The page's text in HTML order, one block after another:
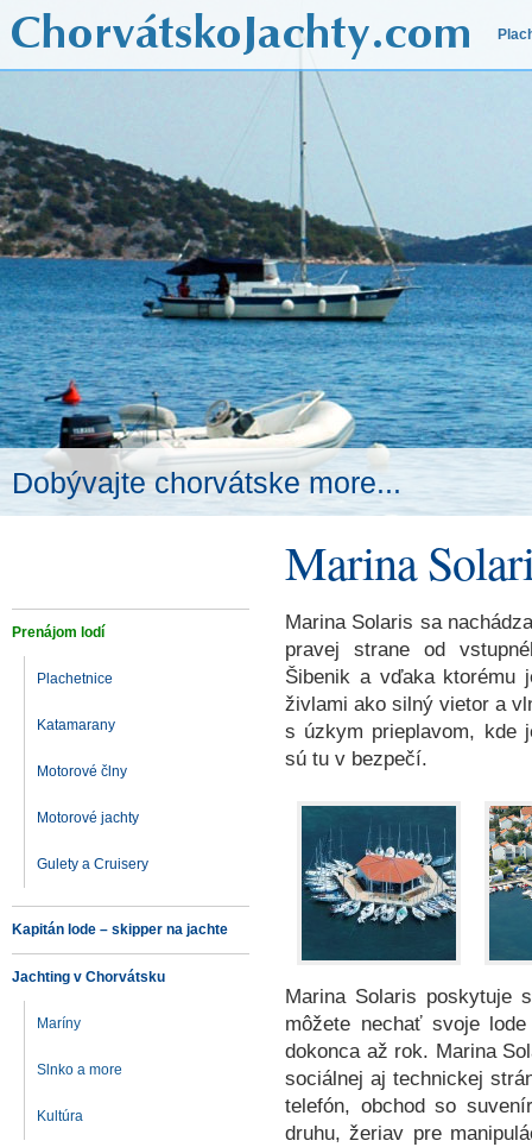
Dobývajte chorvátske more...
Marina
Prenájom lodí
Plachetnice
Katamarany
Motorové člny
Motorové jachty
Gulety a Cruisery
Kapitán lode – skipper na jachte
Jachting v Chorvátsku
Maríny
Slnko a more
Kultúra
Marina Solaris sa
pravej strane od
Šibenik a vďaka ktorému
živlami ako silný vietor a
s úzkym prieplavom, kde
sú tu v bezpečí.
Marina Solaris poskytuje
môžete nechať svoje
dokonca až rok. Marina
sociálnej aj technickej
telefón, obchod so
druhu, žeriav pre